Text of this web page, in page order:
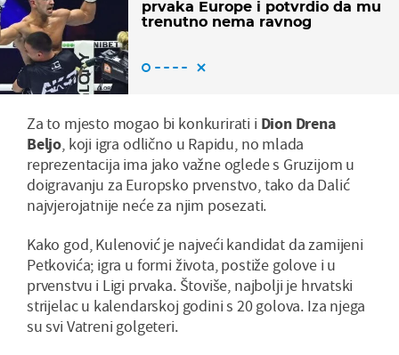
prvaka Europe i potvrdio da mu
trenutno nema ravnog
Za to mjesto mogao bi konkurirati i Dion Drena
Beljo , koji igra odlično u Rapidu, no mlada
reprezentacija ima jako važne oglede s Gruzijom u
doigravanju za Europsko prvenstvo, tako da Dalić
najvjerojatnije neće za njim posezati.
Kako god, Kulenović je najveći kandidat da zamijeni
Petkovića; igra u formi života, postiže golove i u
prvenstvu i Ligi prvaka. Štoviše, najbolji je hrvatski
strijelac u kalendarskoj godini s 20 golova. Iza njega
su svi Vatreni golgeteri.